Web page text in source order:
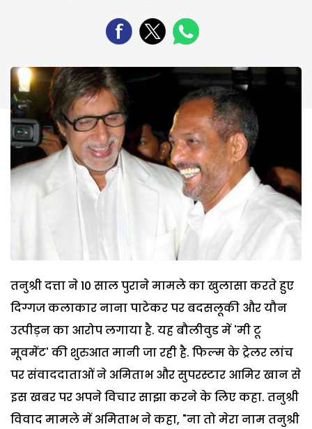
तनुश्री दत्ता ने 10 साल पुराने मामले का खुलासा करते हुए
दिग्गज कलाकार नाना पाटेकर पर बदसलूकी और यौन
उत्पीड़न का आरोप लगाया है. यह बौलीवुड में 'मी टू
मूवमेंट' की शुरुआत मानी जा रही है. फिल्म के ट्रेलर लांच
पर संवाददाताओं ने अमिताभ और सुपरस्टार आमिर खान से
इस खबर पर अपने विचार साझा करने के लिए कहा. तनुश्री
विवाद मामले में अमिताभ ने कहा, "ना तो मेरा नाम तनुश्री